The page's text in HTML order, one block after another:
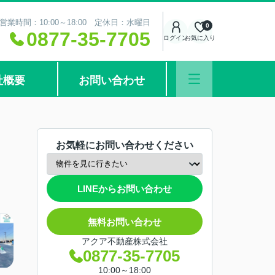
営業時間：10:00～18:00 定休日：水曜日
0877-35-7705 ログインお気に入り
0
概要 お問い合わせ
お気軽にお問い合わせください
LINEからお問い合わせ
無料お問い合わせ
アクア不動産株式会社
0877-35-7705
10:00～18:00